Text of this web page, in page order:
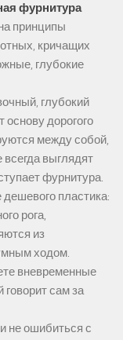
фурнитура
принципы
кричащих
глубокие
глубокий
дорогого
между собой,
выглядят
фурнитура.
пластика:
рога,
из
ходом.
вневременные
сам за
не ошибиться с